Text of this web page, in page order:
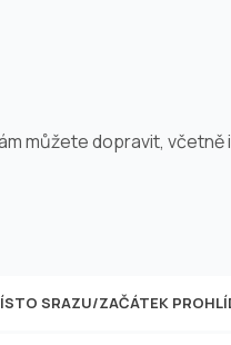
můžete dopravit,
SRAZU/ZAČÁTEK